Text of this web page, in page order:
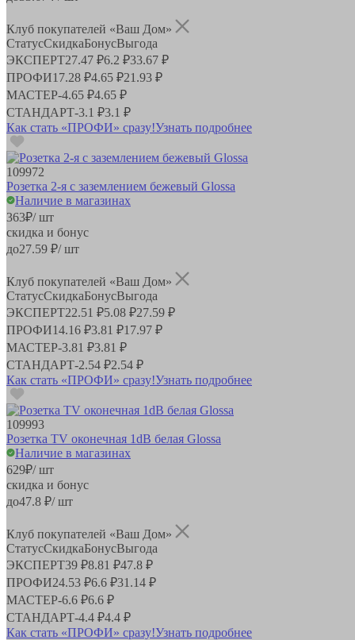
Клуб покупателей «Ваш Дом»
СтатусСкидкаБонусВыгода
ЭКСПЕРТ27.47 ₽6.2 ₽33.67 ₽
ПРОФИ17.28 ₽4.65 ₽21.93 ₽
МАСТЕР-4.65 ₽4.65 ₽
СТАНДАРТ-3.1 ₽3.1 ₽
Как стать «ПРОФИ» сразу!Узнать подробнее
109972
Розетка 2-я с заземлением бежевый Glossa
Наличие в магазинах
363₽/ шт
скидка и бонус
до27.59 ₽/ шт
Клуб покупателей «Ваш Дом»
СтатусСкидкаБонусВыгода
ЭКСПЕРТ22.51 ₽5.08 ₽27.59 ₽
ПРОФИ14.16 ₽3.81 ₽17.97 ₽
МАСТЕР-3.81 ₽3.81 ₽
СТАНДАРТ-2.54 ₽2.54 ₽
Как стать «ПРОФИ» сразу!Узнать подробнее
109993
Розетка TV оконечная 1dB белая Glossa
Наличие в магазинах
629₽/ шт
скидка и бонус
до47.8 ₽/ шт
Клуб покупателей «Ваш Дом»
СтатусСкидкаБонусВыгода
ЭКСПЕРТ39 ₽8.81 ₽47.8 ₽
ПРОФИ24.53 ₽6.6 ₽31.14 ₽
МАСТЕР-6.6 ₽6.6 ₽
СТАНДАРТ-4.4 ₽4.4 ₽
Как стать «ПРОФИ» сразу!Узнать подробнее